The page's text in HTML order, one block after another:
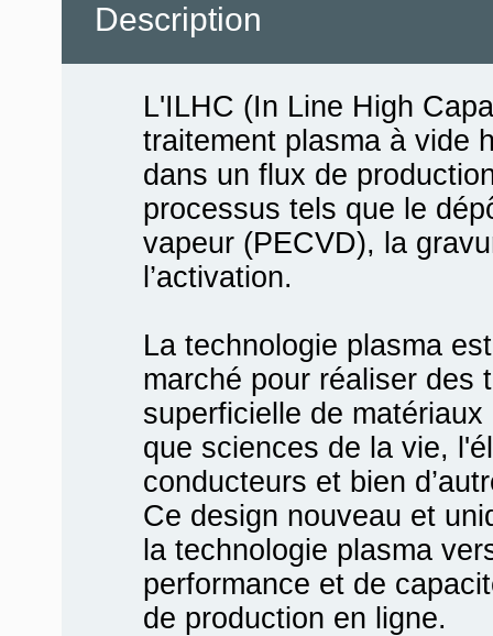
Description
L'ILHC (In Line High
traitement plasma à vide
dans un flux de
processus tels que le
vapeur (PECVD), la
l’activation.
La technologie plasma
marché pour réaliser des
superficielle de
que sciences de la vie,
conducteurs et bien
Ce design nouveau et
la technologie plasma
performance et de
de production en ligne.